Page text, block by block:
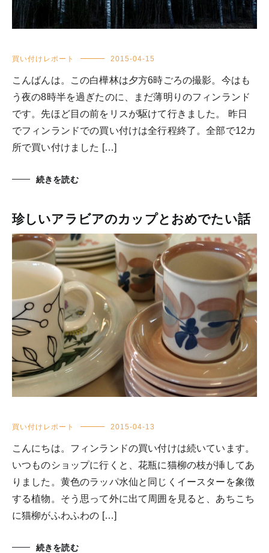
買い付けレポート 2015-04-15
こんばんは。この白樺林は夕方6時ごろの撮影。今はも
う夜の8時半を過ぎたのに、まだ薄明りのフィンランド
です。先ほど目の前をリスが駆けて行きました。 昨日
でフィンランドでの買い付けは全行程終了。全部で12カ
所で買い付けました […]
続きを読む
珍しいアラビアのカップとおめでたい話
買い付けレポート 2015-04-13
こんにちは。フィンランドの買い付けは続いています。
いつものショップに行くと、花瓶に猫柳の枝が挿してあ
りました。黄色のラッパ水仙と同じくイースターを象徴
する植物。そう思って外に出て周囲を見ると、あちこち
に猫柳がふわふわの […]
続きを読む